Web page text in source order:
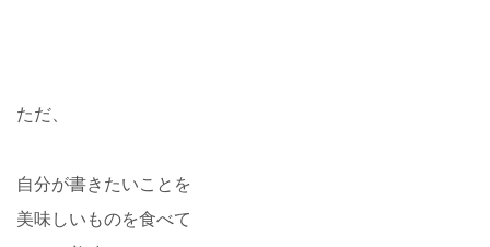
ただ、
自分が書きたいことを
美味しいものを食べて